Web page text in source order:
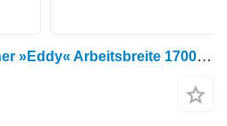
Fliegl Böschungsmulcher »Eddy« Arbeitsbreite 1700 mm